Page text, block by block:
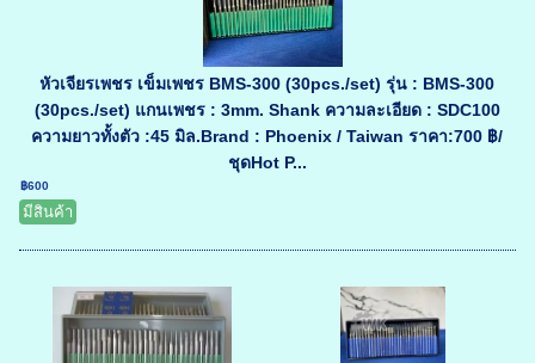
หัวเจียรเพชร เข็มเพชร BMS-300 (30pcs./set) รุ่น : BMS-300
(30pcs./set) แกนเพชร : 3mm. Shank ความละเอียด : SDC100
ความยาวทั้งตัว :45 มิล.Brand : Phoenix / Taiwan ราคา:700 ฿/
ชุดHot P...
฿600
มีสินค้า